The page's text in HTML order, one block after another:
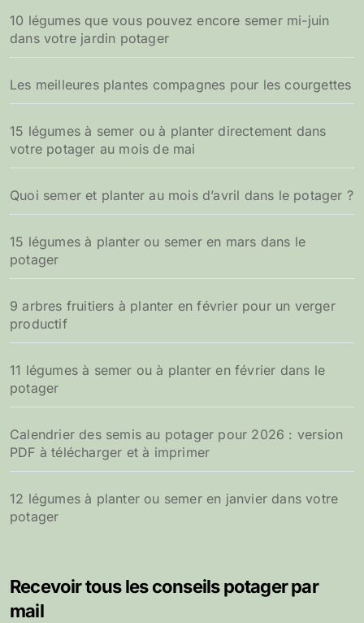
10 légumes que vous pouvez encore semer mi-juin
dans votre jardin potager
Les meilleures plantes compagnes pour les courgettes
15 légumes à semer ou à planter directement dans
votre potager au mois de mai
Quoi semer et planter au mois d’avril dans le potager ?
15 légumes à planter ou semer en mars dans le
potager
9 arbres fruitiers à planter en février pour un verger
productif
11 légumes à semer ou à planter en février dans le
potager
Calendrier des semis au potager pour 2026 : version
PDF à télécharger et à imprimer
12 légumes à planter ou semer en janvier dans votre
potager
Recevoir tous les conseils potager par
mail